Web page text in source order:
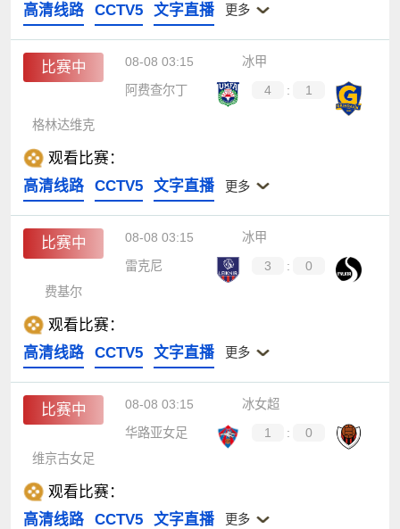
高清线路
CCTV5 文字直播 更多
比赛中 08-08 03:15
冰甲
阿费查尔丁
4 : 1
格林达维克
观看比赛：
高清线路
CCTV5 文字直播 更多
比赛中 08-08 03:15
冰甲
雷克尼
3 :
0
费基尔
观看比赛：
高清线路
CCTV5 文字直播 更多
比赛中 08-08 03:15
冰女超
华路亚女足
1 :
0
维京古女足
观看比赛：
高清线路
CCTV5 文字直播 更多